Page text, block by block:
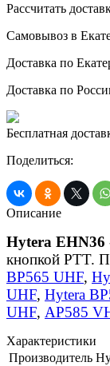
Рассчитать
Самовывоз в
Доставка по
Доставка по
Бесплатная
Поделиться:
Описание
Hytera EHN36
кнопкой PTT.
BP565 UHF,
UHF, Hytera
UHF, AP585
Характеристики
Производитель